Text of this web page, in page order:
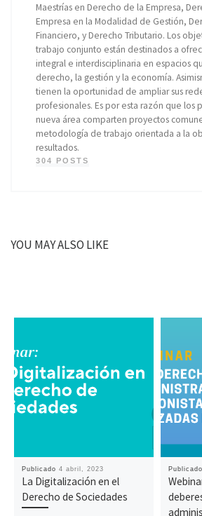
Maestrías en Derecho de la Empresa,
Empresa en la Modalidad de Gestión,
Financiero, y Derecho Tributario. Los
trabajo conjunto están destinados a
integral e interdisciplinaria en espacios
derecho, la gestión y la economía.
tienen la oportunidad de ampliar sus
profesionales. Es por esta razón que los
nueva área comparten proyectos
metodología de trabajo orientada a la
resultados.
304 POSTS
YOU MAY ALSO LIKE
Publicado 4 abril, 2023
La Digitalización en el
Derecho de Sociedades
Publicado